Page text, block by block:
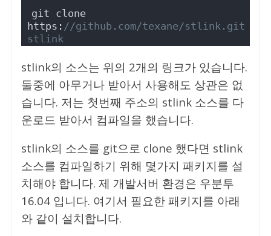
git clone
https: //github.com/texane/stlink.git
stlink
stlink의 소스는 위의 2개의 링크가 있습니다.
둘중에 아무거나 받아서 사용해도 상관은 없
습니다. 저는 첫번째 주소의 stlink 소스를 다
운로드 받아서 컴파일을 했습니다.
stlink의 소스를 git으로 clone 했다면 stlink
소스를 컴파일하기 위해 몇가지 패키지를 설
치해야 합니다. 제 개발서버 환경은 우분투
16.04 입니다. 여기서 필요한 패키지를 아래
와 같이 설치합니다.